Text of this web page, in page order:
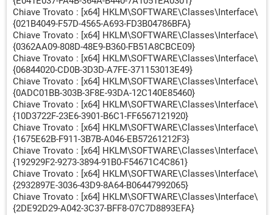
Chiave Trovato : [x64] HKLM\SOFTWARE\Classes\Interface\
{021B4049-F57D-4565-A693-FD3B04786BFA}
Chiave Trovato : [x64] HKLM\SOFTWARE\Classes\Interface\
{0362AA09-808D-48E9-B360-FB51A8CBCE09}
Chiave Trovato : [x64] HKLM\SOFTWARE\Classes\Interface\
{06844020-CD0B-3D3D-A7FE-371153013E49}
Chiave Trovato : [x64] HKLM\SOFTWARE\Classes\Interface\
{0ADC01BB-303B-3F8E-93DA-12C140E85460}
Chiave Trovato : [x64] HKLM\SOFTWARE\Classes\Interface\
{10D3722F-23E6-3901-B6C1-FF6567121920}
Chiave Trovato : [x64] HKLM\SOFTWARE\Classes\Interface\
{1675E62B-F911-3B7B-A046-EB57261212F3}
Chiave Trovato : [x64] HKLM\SOFTWARE\Classes\Interface\
{192929F2-9273-3894-91B0-F54671C4C861}
Chiave Trovato : [x64] HKLM\SOFTWARE\Classes\Interface\
{2932897E-3036-43D9-8A64-B06447992065}
Chiave Trovato : [x64] HKLM\SOFTWARE\Classes\Interface\
{2DE92D29-A042-3C37-BFF8-07C7D8893EFA}